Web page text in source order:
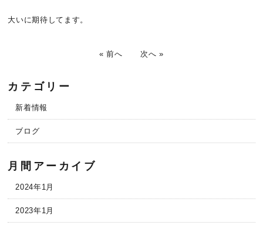
大いに期待してます。
« 前へ 次へ »
カテゴリー
新着情報
ブログ
月間アーカイブ
2024年1月
2023年1月